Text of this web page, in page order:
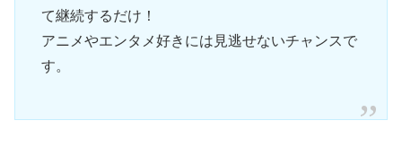
て継続するだけ！
アニメやエンタメ好きには見逃せないチャンスで
す。